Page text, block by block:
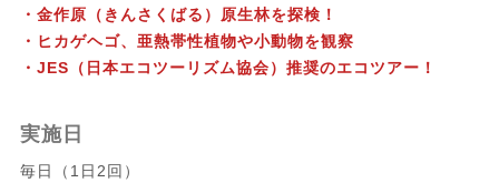
・金作原（きんさくばる）原生林を探検！
・ヒカゲヘゴ、亜熱帯性植物や小動物を観察
・JES（日本エコツーリズム協会）推奨のエコツアー！
実施日
毎日（1日2回）